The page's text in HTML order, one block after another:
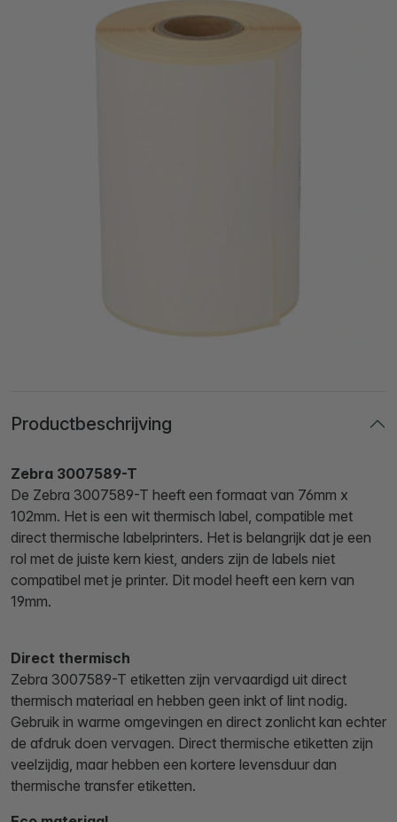
Productbeschrijving
Zebra 3007589-T
De Zebra 3007589-T heeft een formaat van 76mm x
102mm. Het is een wit thermisch label, compatible met
direct thermische labelprinters. Het is belangrijk dat je een
rol met de juiste kern kiest, anders zijn de labels niet
compatibel met je printer. Dit model heeft een kern van
19mm.
Direct thermisch
Zebra 3007589-T etiketten zijn vervaardigd uit direct
thermisch materiaal en hebben geen inkt of lint nodig.
Gebruik in warme omgevingen en direct zonlicht kan echter
de afdruk doen vervagen. Direct thermische etiketten zijn
veelzijdig, maar hebben een kortere levensduur dan
thermische transfer etiketten.